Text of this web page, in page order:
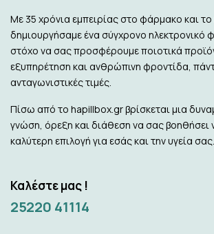
Με 35 χρόνια εμπειρίας στο φάρμακο και το
δημιουργήσαμε ένα σύγχρονο ηλεκτρονικό
στόχο να σας προσφέρουμε ποιοτικά
εξυπηρέτηση και ανθρώπινη φροντίδα,
ανταγωνιστικές τιμές.
Πίσω από το hapillbox.gr βρίσκεται μια
γνώση, όρεξη και διάθεση να σας βοηθήσει
καλύτερη επιλογή για εσάς και την υγεία σας.
Καλέστε μας !
25220 41114